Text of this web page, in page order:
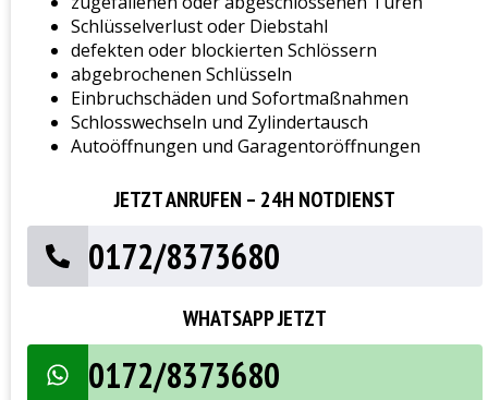
Schlüsselverlust oder Diebstahl
defekten oder blockierten Schlössern
abgebrochenen Schlüsseln
Einbruchschäden und Sofortmaßnahmen
Schlosswechseln und Zylindertausch
Autoöffnungen und Garagentoröffnungen
JETZT ANRUFEN – 24H NOTDIENST
0172/8373680
WHATSAPP JETZT
0172/8373680